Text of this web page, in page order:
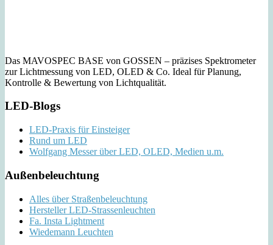
Das MAVOSPEC BASE von GOSSEN – präzises Spektrometer
zur Lichtmessung von LED, OLED & Co. Ideal für Planung,
Kontrolle & Bewertung von Lichtqualität.
LED-Blogs
LED-Praxis für Einsteiger
Rund um LED
Wolfgang Messer über LED, OLED, Medien u.m.
Außenbeleuchtung
Alles über Straßenbeleuchtung
Hersteller LED-Strassenleuchten
Fa. Insta Lightment
Wiedemann Leuchten